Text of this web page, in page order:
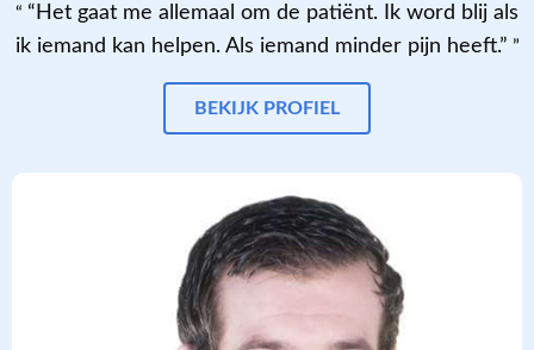
“Het gaat me allemaal om de patiënt. Ik word blij als
ik iemand kan helpen. Als iemand minder pijn heeft.”
BEKIJK PROFIEL